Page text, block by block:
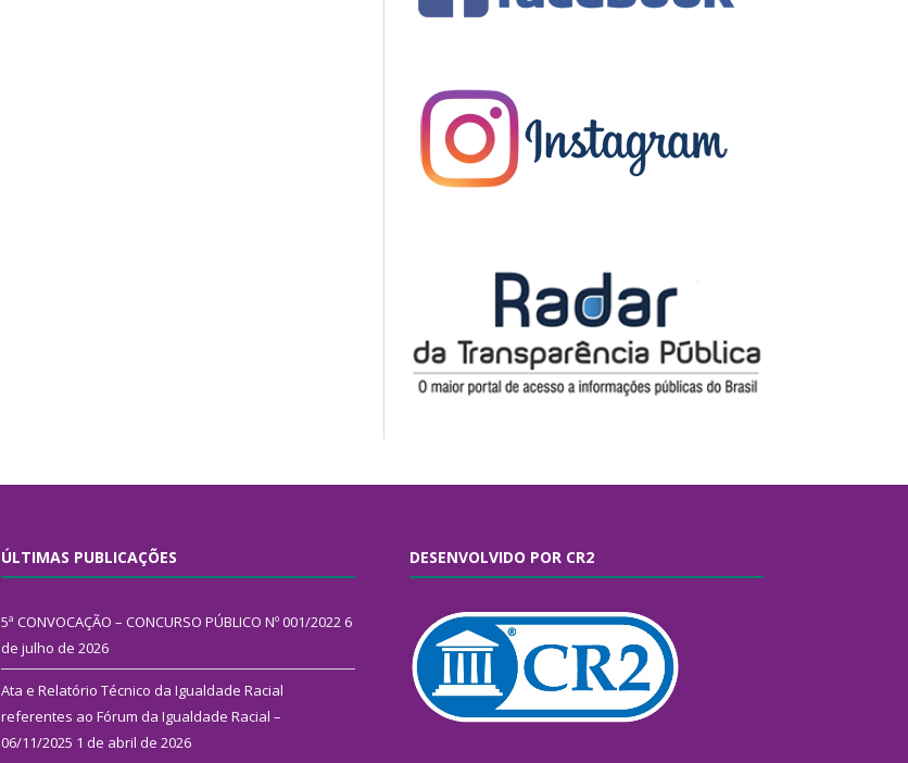
ÚLTIMAS PUBLICAÇÕES
5ª CONVOCAÇÃO – CONCURSO PÚBLICO Nº 001/2022 6
de julho de 2026
Ata e Relatório Técnico da Igualdade Racial
referentes ao Fórum da Igualdade Racial –
06/11/2025 1 de abril de 2026
DESENVOLVIDO POR CR2